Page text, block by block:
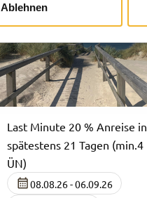
Ablehnen
Last Minute 20 % Anreise in
spätestens 21 Tagen (min.4
ÜN)
08.08.26 - 06.09.26